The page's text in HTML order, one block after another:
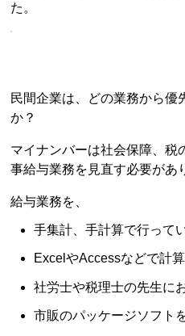
た。
民間企業は、どの業務から優
か？
マイナンバーは社会保障、税
事給与業務を見直す必要があ
給与業務を、
手集計、手計算で行って
ExcelやAccessなどで計
社労士や税理士の先生に
市販のパッケージソフト